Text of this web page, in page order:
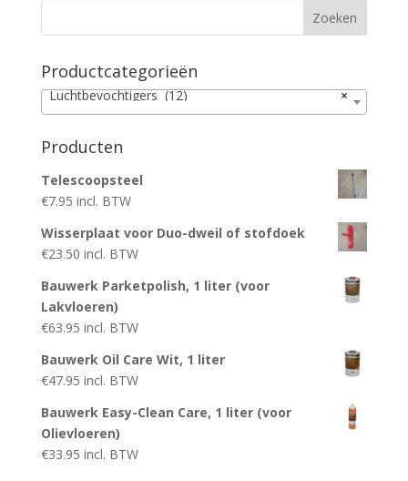
Productcategorieën
×
Luchtbevochtigers (12)
Producten
Telescoopsteel
€7.95 incl. BTW
Wisserplaat voor Duo-dweil of stofdoek
€23.50 incl. BTW
Bauwerk Parketpolish, 1 liter (voor
Lakvloeren)
€63.95 incl. BTW
Bauwerk Oil Care Wit, 1 liter
€47.95 incl. BTW
Bauwerk Easy-Clean Care, 1 liter (voor
Olievloeren)
€33.95 incl. BTW